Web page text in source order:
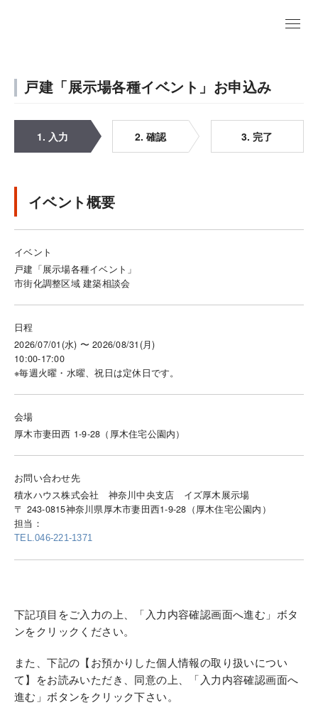
戸建「展示場各種イベント」お申込み
1. 入力 2. 確認 3. 完了
イベント概要
イベント
戸建「展示場各種イベント」
市街化調整区域 建築相談会
日程
2026/07/01(水) 〜 2026/08/31(月)
10:00-17:00
※毎週火曜・水曜、祝日は定休日です。
会場
厚木市妻田西 1-9-28（厚木住宅公園内）
お問い合わせ先
積水ハウス株式会社 神奈川中央支店 イズ厚木展示場
〒 243-0815神奈川県厚木市妻田西1-9-28（厚木住宅公園内）
担当：
TEL.046-221-1371
下記項目をご入力の上、「入力内容確認画面へ進む」ボタ
ンをクリックください。
また、下記の【お預かりした個人情報の取り扱いについ
て】をお読みいただき、同意の上、「入力内容確認画面へ
進む」ボタンをクリック下さい。